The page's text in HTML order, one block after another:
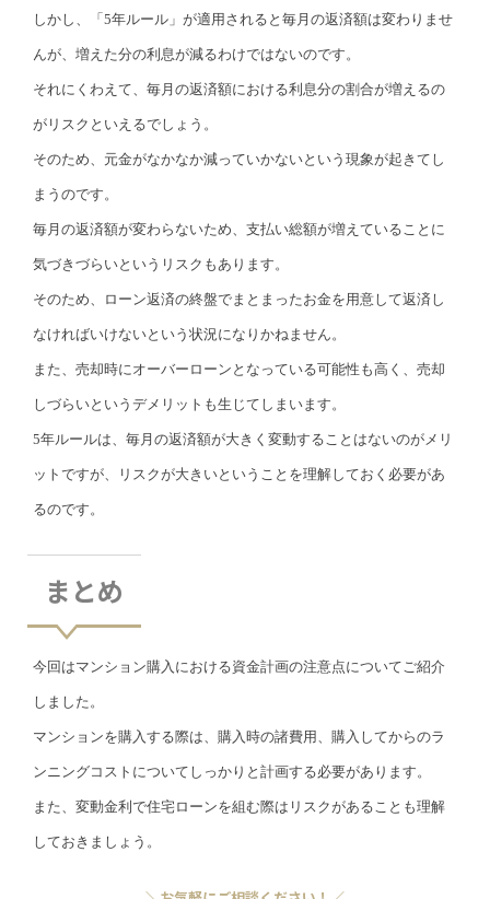
しかし、「5年ルール」が適用されると毎月の返済額は変わりませ
んが、増えた分の利息が減るわけではないのです。
それにくわえて、毎月の返済額における利息分の割合が増えるの
がリスクといえるでしょう。
そのため、元金がなかなか減っていかないという現象が起きてし
まうのです。
毎月の返済額が変わらないため、支払い総額が増えていることに
気づきづらいというリスクもあります。
そのため、ローン返済の終盤でまとまったお金を用意して返済し
なければいけないという状況になりかねません。
また、売却時にオーバーローンとなっている可能性も高く、売却
しづらいというデメリットも生じてしまいます。
5年ルールは、毎月の返済額が大きく変動することはないのがメリ
ットですが、リスクが大きいということを理解しておく必要があ
るのです。
まとめ
今回はマンション購入における資金計画の注意点についてご紹介
しました。
マンションを購入する際は、購入時の諸費用、購入してからのラ
ンニングコストについてしっかりと計画する必要があります。
また、変動金利で住宅ローンを組む際はリスクがあることも理解
しておきましょう。